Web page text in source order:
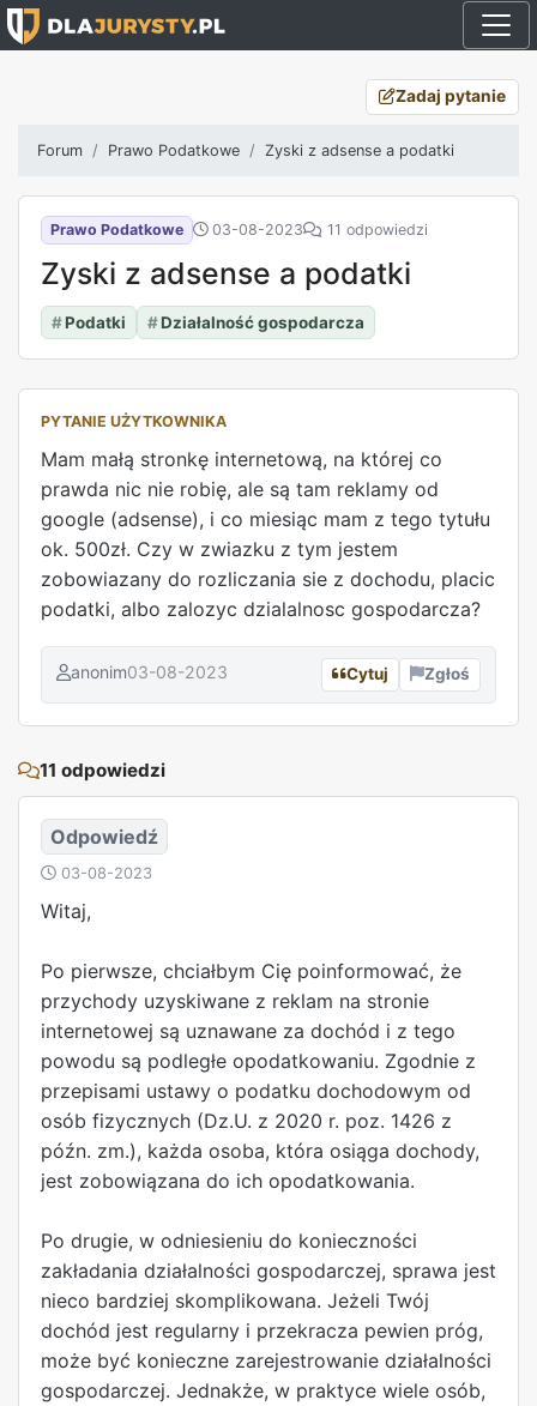
Zadaj pytanie
Forum Prawo Podatkowe Zyski z adsense a podatki
Prawo Podatkowe 03-08-2023 11 odpowiedzi
Zyski z adsense a podatki
#Podatki #Działalność gospodarcza
PYTANIE UŻYTKOWNIKA
Mam małą stronkę internetową, na której co
prawda nic nie robię, ale są tam reklamy od
google (adsense), i co miesiąc mam z tego tytułu
ok. 500zł. Czy w zwiazku z tym jestem
zobowiazany do rozliczania sie z dochodu, placic
podatki, albo zalozyc dzialalnosc gospodarcza?
anonim03-08-2023 Cytuj Zgłoś
11 odpowiedzi
Odpowiedź
03-08-2023
Witaj,
Po pierwsze, chciałbym Cię poinformować, że
przychody uzyskiwane z reklam na stronie
internetowej są uznawane za dochód i z tego
powodu są podległe opodatkowaniu. Zgodnie z
przepisami ustawy o podatku dochodowym od
osób fizycznych (Dz.U. z 2020 r. poz. 1426 z
późn. zm.), każda osoba, która osiąga dochody,
jest zobowiązana do ich opodatkowania.
Po drugie, w odniesieniu do konieczności
zakładania działalności gospodarczej, sprawa jest
nieco bardziej skomplikowana. Jeżeli Twój
dochód jest regularny i przekracza pewien próg,
może być konieczne zarejestrowanie działalności
gospodarczej. Jednakże, w praktyce wiele osób,